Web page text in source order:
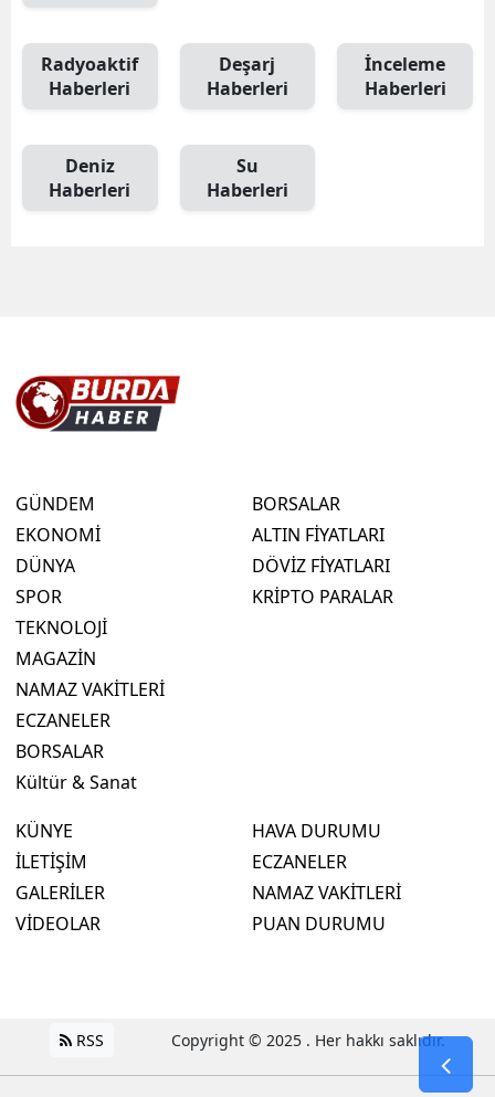
Radyoaktif
Haberleri
Deşarj
Haberleri
İnceleme
Haberleri
Deniz
Haberleri
Su
Haberleri
GÜNDEM
EKONOMİ
DÜNYA
SPOR
TEKNOLOJİ
MAGAZİN
NAMAZ VAKİTLERİ
ECZANELER
BORSALAR
Kültür & Sanat
BORSALAR
ALTIN FİYATLARI
DÖVİZ FİYATLARI
KRİPTO PARALAR
KÜNYE
İLETİŞİM
GALERİLER
VİDEOLAR
HAVA DURUMU
ECZANELER
NAMAZ VAKİTLERİ
PUAN DURUMU
RSS Copyright © 2025 . Her hakkı saklıdır.